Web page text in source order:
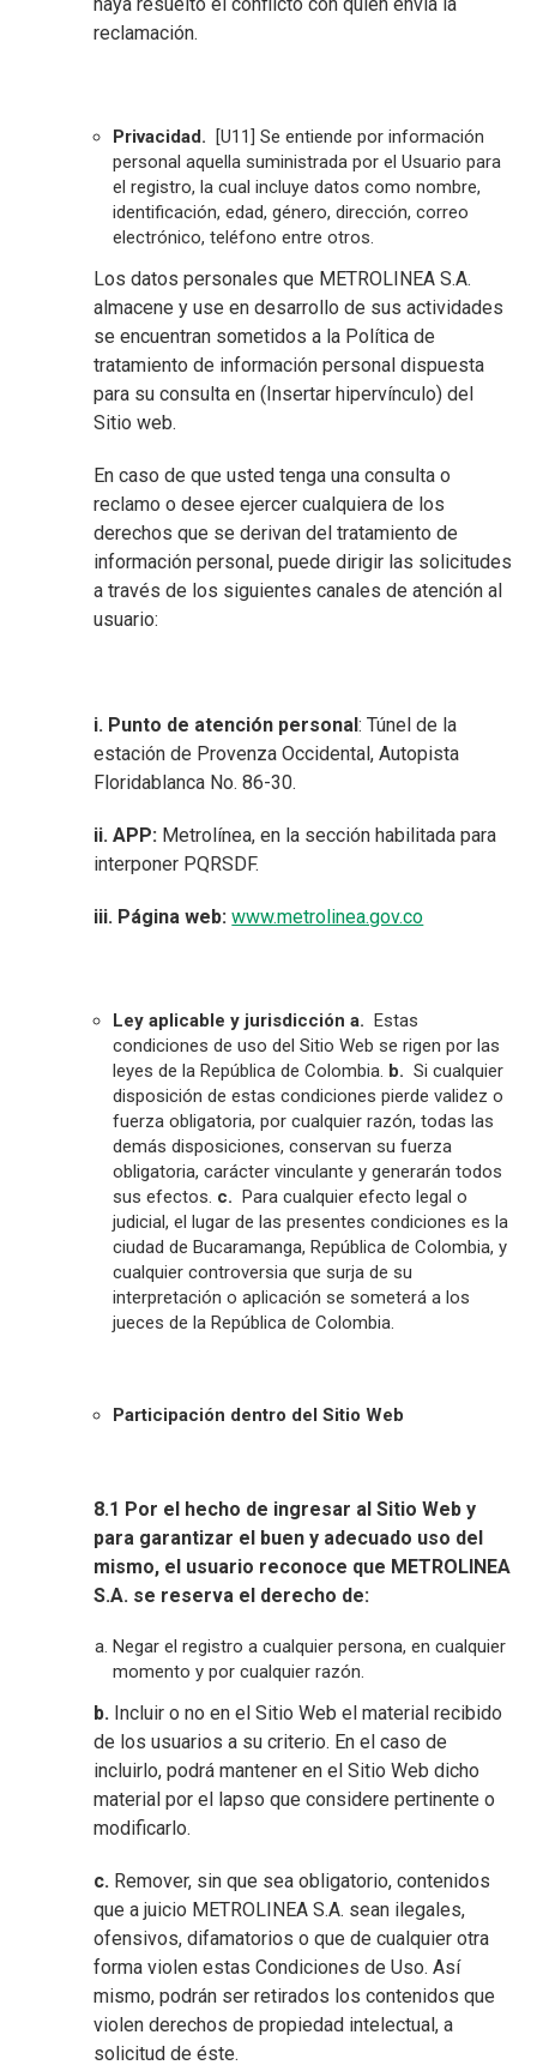
reclamación.
Privacidad. [U11] Se entiende por información
personal aquella suministrada por el Usuario para
el registro, la cual incluye datos como nombre,
identificación, edad, género, dirección, correo
electrónico, teléfono entre otros.
Los datos personales que METROLINEA S.A.
almacene y use en desarrollo de sus actividades
se encuentran sometidos a la Política de
tratamiento de información personal dispuesta
para su consulta en (Insertar hipervínculo) del
Sitio web.
En caso de que usted tenga una consulta o
reclamo o desee ejercer cualquiera de los
derechos que se derivan del tratamiento de
información personal, puede dirigir las solicitudes
a través de los siguientes canales de atención al
usuario:
i. Punto de atención personal: Túnel de la
estación de Provenza Occidental, Autopista
Floridablanca No. 86-30.
ii. APP: Metrolínea, en la sección habilitada para
interponer PQRSDF.
iii. Página web: www.metrolinea.gov.co
Ley aplicable y jurisdicción a.Estas
condiciones de uso del Sitio Web se rigen por las
leyes de la República de Colombia. b.Si cualquier
disposición de estas condiciones pierde validez o
fuerza obligatoria, por cualquier razón, todas las
demás disposiciones, conservan su fuerza
obligatoria, carácter vinculante y generarán todos
sus efectos. c.Para cualquier efecto legal o
judicial, el lugar de las presentes condiciones es la
ciudad de Bucaramanga, República de Colombia, y
cualquier controversia que surja de su
interpretación o aplicación se someterá a los
jueces de la República de Colombia.
Participación dentro del Sitio Web
8.1 Por el hecho de ingresar al Sitio Web y
para garantizar el buen y adecuado uso del
mismo, el usuario reconoce que METROLINEA
S.A. se reserva el derecho de:
Negar el registro a cualquier persona, en cualquier
momento y por cualquier razón.
b. Incluir o no en el Sitio Web el material recibido
de los usuarios a su criterio. En el caso de
incluirlo, podrá mantener en el Sitio Web dicho
material por el lapso que considere pertinente o
modificarlo.
c. Remover, sin que sea obligatorio, contenidos
que a juicio METROLINEA S.A. sean ilegales,
ofensivos, difamatorios o que de cualquier otra
forma violen estas Condiciones de Uso. Así
mismo, podrán ser retirados los contenidos que
violen derechos de propiedad intelectual, a
solicitud de éste.